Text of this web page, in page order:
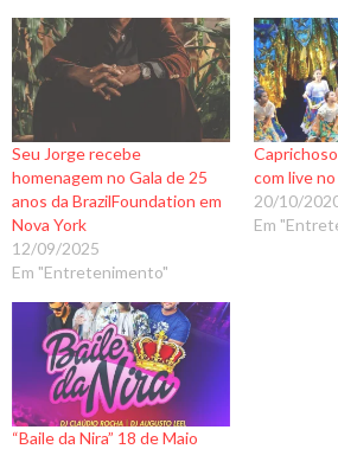
Seu Jorge recebe
homenagem no Gala de 25
anos da BrazilFoundation em
Nova York
12/09/2025
Em "Entretenimento"
com live
20/10/
Em
“Baile da Nira” 18 de Maio